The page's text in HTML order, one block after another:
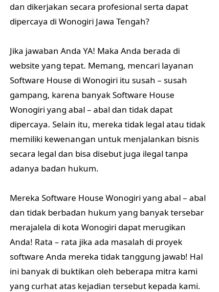
dan dikerjakan secara profesional serta dapat
dipercaya di Wonogiri Jawa Tengah?
Jika jawaban Anda YA! Maka Anda berada di
website yang tepat. Memang, mencari layanan
Software House di Wonogiri itu susah – susah
gampang, karena banyak Software House
Wonogiri yang abal – abal dan tidak dapat
dipercaya. Selain itu, mereka tidak legal atau tidak
memiliki kewenangan untuk menjalankan bisnis
secara legal dan bisa disebut juga ilegal tanpa
adanya badan hukum.
Mereka Software House Wonogiri yang abal – abal
dan tidak berbadan hukum yang banyak tersebar
merajalela di kota Wonogiri dapat merugikan
Anda! Rata – rata jika ada masalah di proyek
software Anda mereka tidak tanggung jawab! Hal
ini banyak di buktikan oleh beberapa mitra kami
yang curhat atas kejadian tersebut kepada kami.